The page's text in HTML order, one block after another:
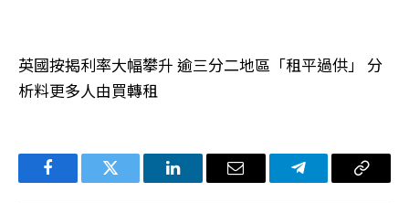
英國按揭利率大幅攀升 逾三分二地區「租平過供」 分
析料更多人由買轉租
FacebookTwitter LinkedIn电
Telegram复